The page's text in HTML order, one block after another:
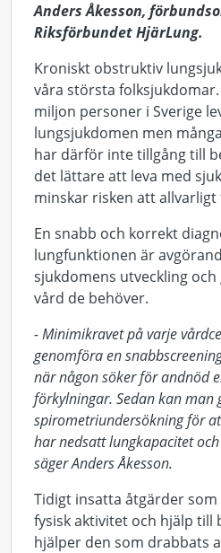
Anders Åkesson,
Riksförbundet HjärLung.
Kroniskt obstruktiv
våra största
miljon personer i Sverige
lungsjukdomen men
har därför inte tillgång till
det lättare att leva med
minskar risken att
En snabb och korrekt
lungfunktionen är
sjukdomens utveckling
vård de behöver.
- Minimikravet på varje
genomföra en
när någon söker för andnöd
förkylningar. Sedan kan man
spirometriundersökning för
har nedsatt lungkapacitet
säger Anders Åkesson.
Tidigt insatta åtgärder
fysisk aktivitet och hjälp till
hjälper den som drabbats